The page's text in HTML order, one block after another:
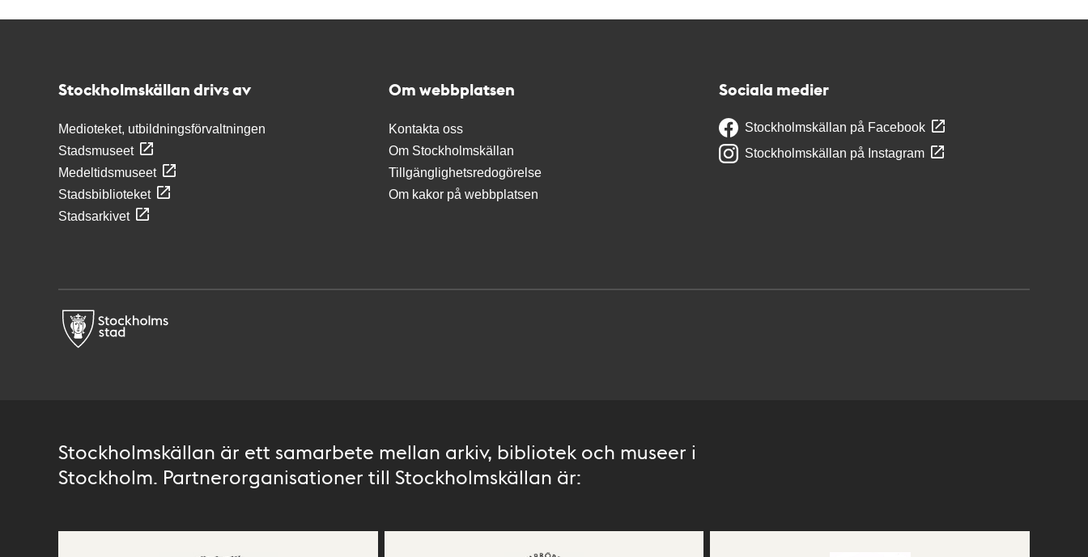
Stockholmskällan drivs av
Medioteket, utbildningsförvaltningen
Stadsmuseet
Medeltidsmuseet
Stadsbiblioteket
Stadsarkivet
Om webbplatsen
Kontakta oss
Om Stockholmskällan
Tillgänglighetsredogörelse
Om kakor på webbplatsen
Sociala medier
Stockholmskällan på Facebook
Stockholmskällan på Instagram
Stockholmskällan är ett samarbete mellan arkiv, bibliotek och museer i
Stockholm. Partnerorganisationer till Stockholmskällan är: